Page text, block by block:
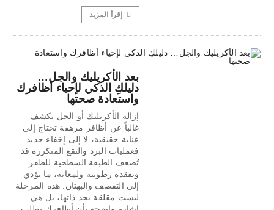
إقرأ المزيد
بعد الأكريليك والجل…
دليلكِ الذكي لإحياء أظافرك
واستعادة صحتها
إزالة الأكريليك أو الجل تكشف
غالباً عن أظافر مرهقة تحتاج إلى
عناية حقيقية، لا إلى إخفاء جديد.
فعمليات البرد والنقع المتكررة قد
تُضعف الطبقة السطحية للظفر
وتفقده رطوبته ولمعانه، ما يؤدي
إلى التقصف والبهتان. هذه المرحلة
ليست مقلقة بحد ذاتها، بل هي